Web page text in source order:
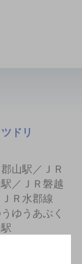
ドリ
山駅／ＪＲ
／ＪＲ磐越
Ｒ水郡線
ゆうあぶく